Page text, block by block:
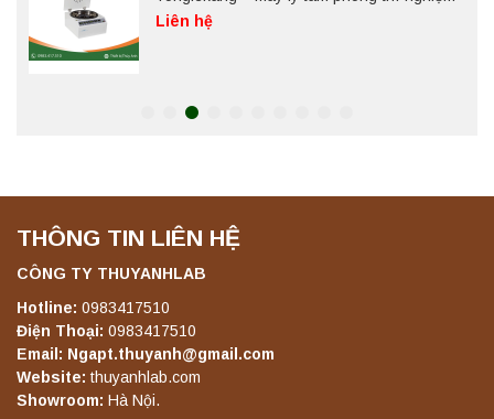
Liên hệ
Máy ly tâm tốc độ thấp để bàn YKL02A
Yonglekang – Máy ly tâm phòng thí nghiệm
Máy ly tâm tốc độ thấp để bàn TD5A
Yonglekang – Thiết bị ly tâm phòng thí
nghiệm
Máy ly tâm tốc độ thấp để bàn TD5Z
Yonglekang – Thiết bị ly tâm phòng thí
nghiệm
THÔNG TIN LIÊN HỆ
CÔNG TY THUYANHLAB
Hotline: 0983417510
Điện Thoại: 0983417510
Email: Ngapt.thuyanh@gmail.com
Website: thuyanhlab.com
Showroom: Hà Nội.